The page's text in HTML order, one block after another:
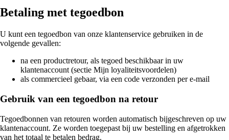
Betaling met tegoedbon
U kunt een tegoedbon van onze klantenservice gebruiken in de
volgende gevallen:
na een productretour, als tegoed beschikbaar in uw
klantenaccount (sectie Mijn loyaliteitsvoordelen)
als commercieel gebaar, via een code verzonden per e-mail
Gebruik van een tegoedbon na retour
Tegoedbonnen van retouren worden automatisch bijgeschreven op uw
klantenaccount. Ze worden toegepast bij uw bestelling en afgetrokken
van het totaal te betalen bedrag.